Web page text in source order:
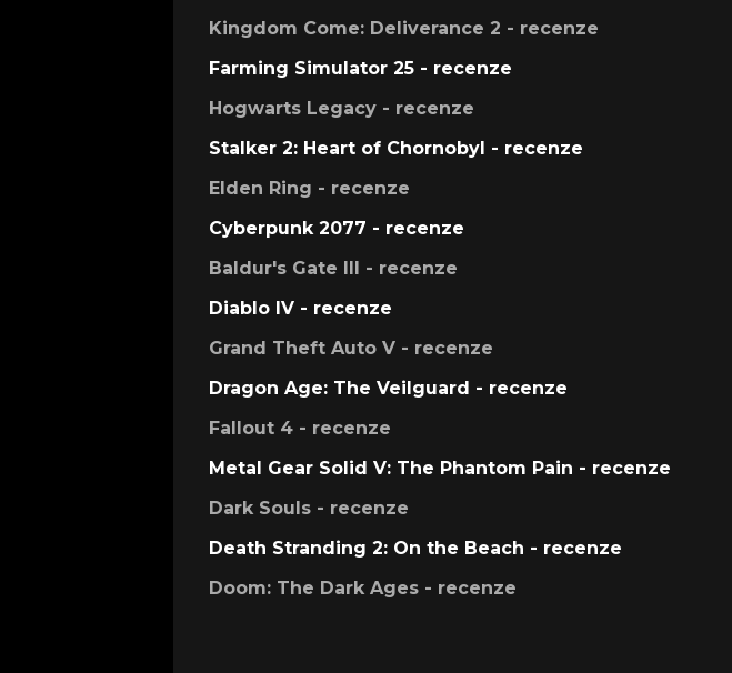
Kingdom Come: Deliverance 2 - recenze
Farming Simulator 25 - recenze
Hogwarts Legacy - recenze
Stalker 2: Heart of Chornobyl - recenze
Elden Ring - recenze
Cyberpunk 2077 - recenze
Baldur's Gate III - recenze
Diablo IV - recenze
Grand Theft Auto V - recenze
Dragon Age: The Veilguard - recenze
Fallout 4 - recenze
Metal Gear Solid V: The Phantom Pain - recenze
Dark Souls - recenze
Death Stranding 2: On the Beach - recenze
Doom: The Dark Ages - recenze